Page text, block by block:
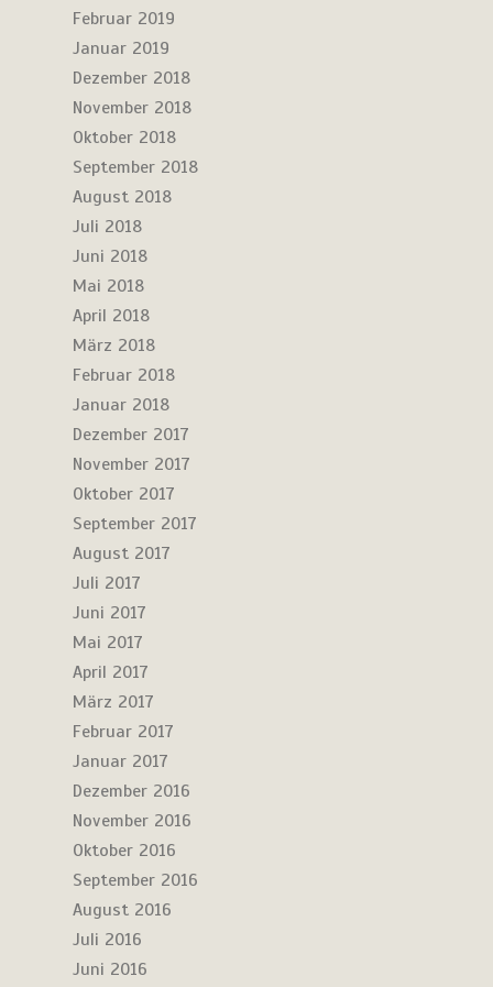
Februar 2019
Januar 2019
Dezember 2018
November 2018
Oktober 2018
September 2018
August 2018
Juli 2018
Juni 2018
Mai 2018
April 2018
März 2018
Februar 2018
Januar 2018
Dezember 2017
November 2017
Oktober 2017
September 2017
August 2017
Juli 2017
Juni 2017
Mai 2017
April 2017
März 2017
Februar 2017
Januar 2017
Dezember 2016
November 2016
Oktober 2016
September 2016
August 2016
Juli 2016
Juni 2016